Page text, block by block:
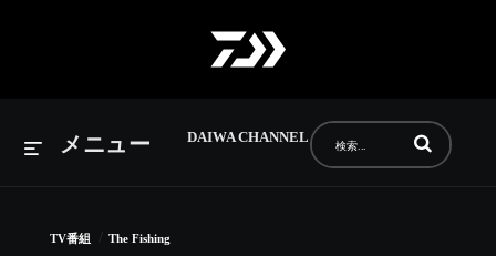
DAIWA CHANNEL
メニュー 動画の検索語句
TV番組 / The Fishing